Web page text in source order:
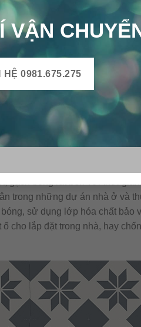
VẬN
HỆ 0981.675.275
điển CTS 27.6 – 4 viên
Với ưu điểm như: đang dạng
gạch bông rất bền với thời
trong những dự án nhà ở và
sử dụng lớp hóa chất bảo
cho lắp đặt trong nhà, hay